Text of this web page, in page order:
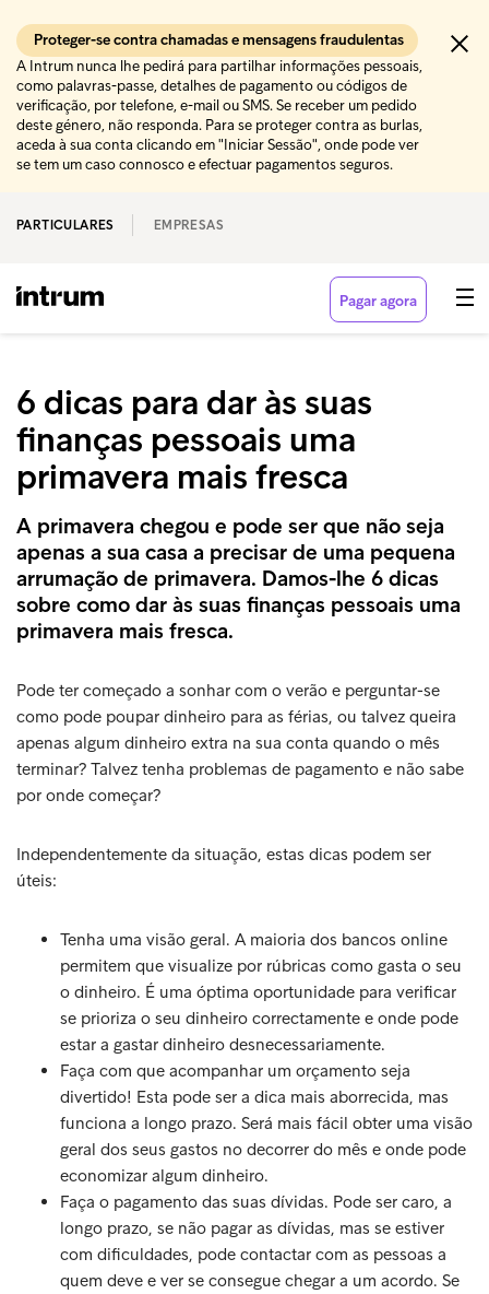
Proteger-se contra chamadas e mensagens fraudulentas
A Intrum nunca lhe pedirá para partilhar informações pessoais,
como palavras-passe, detalhes de pagamento ou códigos de
verificação, por telefone, e-mail ou SMS. Se receber um pedido
deste género, não responda. Para se proteger contra as burlas,
aceda à sua conta clicando em "Iniciar Sessão", onde pode ver
se tem um caso connosco e efectuar pagamentos seguros.
PARTICULARES EMPRESAS
Pagar agora
6 dicas para dar às suas
finanças pessoais uma
primavera mais fresca
A primavera chegou e pode ser que não seja
apenas a sua casa a precisar de uma pequena
arrumação de primavera. Damos-lhe 6 dicas
sobre como dar às suas finanças pessoais uma
primavera mais fresca.
Pode ter começado a sonhar com o verão e perguntar-se
como pode poupar dinheiro para as férias, ou talvez queira
apenas algum dinheiro extra na sua conta quando o mês
terminar? Talvez tenha problemas de pagamento e não sabe
por onde começar?
Independentemente da situação, estas dicas podem ser
úteis:
Tenha uma visão geral. A maioria dos bancos online
permitem que visualize por rúbricas como gasta o seu
o dinheiro. É uma óptima oportunidade para verificar
se prioriza o seu dinheiro correctamente e onde pode
estar a gastar dinheiro desnecessariamente.
Faça com que acompanhar um orçamento seja
divertido! Esta pode ser a dica mais aborrecida, mas
funciona a longo prazo. Será mais fácil obter uma visão
geral dos seus gastos no decorrer do mês e onde pode
economizar algum dinheiro.
Faça o pagamento das suas dívidas. Pode ser caro, a
longo prazo, se não pagar as dívidas, mas se estiver
com dificuldades, pode contactar com as pessoas a
quem deve e ver se consegue chegar a um acordo. Se